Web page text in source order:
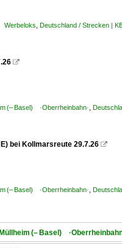
Werbeloks Deutschland / Strecken |

(– Basel) ·Oberrheinbahn·
bei Kollmarsreute 29.7.26 
(– Basel) ·Oberrheinbahn·
(– Basel)